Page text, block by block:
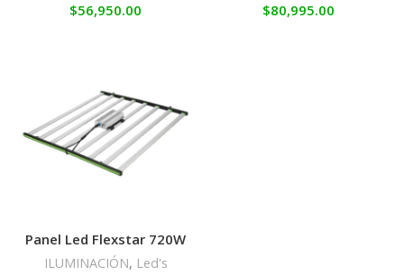
$56,950.00 $80,995.00
Panel Led Flexstar 720W
ILUMINACIÓN, Led's